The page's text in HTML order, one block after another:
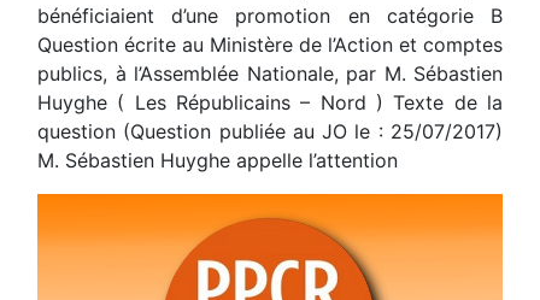
bénéficiaient d’une promotion en catégorie B
Question écrite au Ministère de l’Action et comptes
publics, à l’Assemblée Nationale, par M. Sébastien
Huyghe ( Les Républicains – Nord ) Texte de la
question (Question publiée au JO le : 25/07/2017)
M. Sébastien Huyghe appelle l’attention